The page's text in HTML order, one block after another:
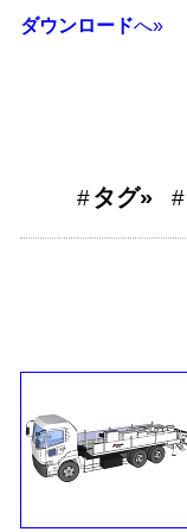
ダウンロードへ»
タグ»